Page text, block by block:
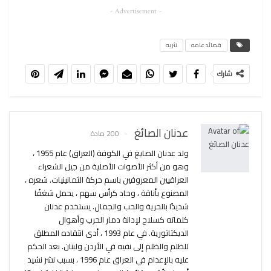
- Advertisement -
قصائد عامه نثريه
شارك
عدنان الصائغ 200 مادة
ولد عدنان الصايغ في الكوفة (العراق) عام 1955 ،
وهو من أكثر الأصوات الأصلية من جيل الشعراء
العراقيين المعروفين باسم حركة الثمانينيات. شعره ،
المصنوع بأناقة ، وحاد كرأس سهم ، يحمل شغفًا
شديدًا بالحرية والحب والجمال. يستخدم عدنان
كلماته كسلاح لإدانة دمار الحرب وأهوال
الديكتاتورية. في عام 1993 ، أدى انتقاده المطلق
للظلم والظلم إلى نفيه في الأردن ولبنان. بعد الحكم
عليه بالإعدام في العراق عام 1996 ، بسبب نشر نشيد